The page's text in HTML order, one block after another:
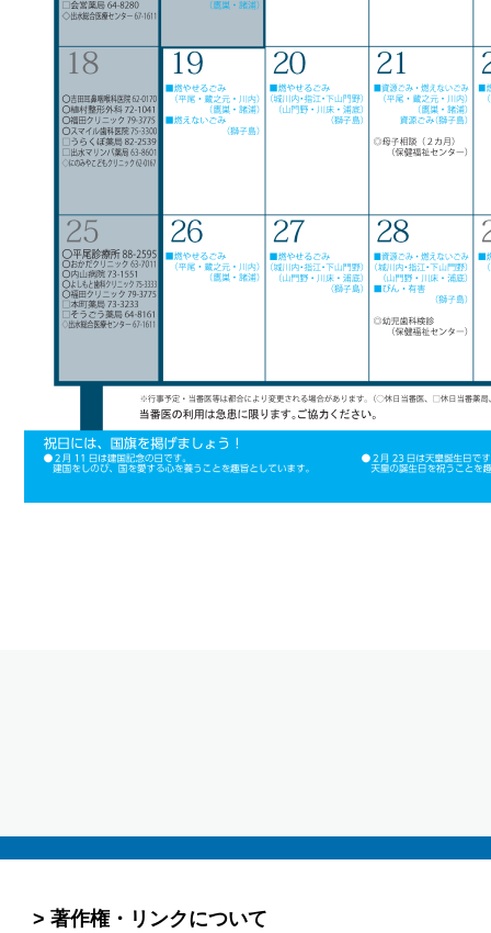
著作権・リンクについて